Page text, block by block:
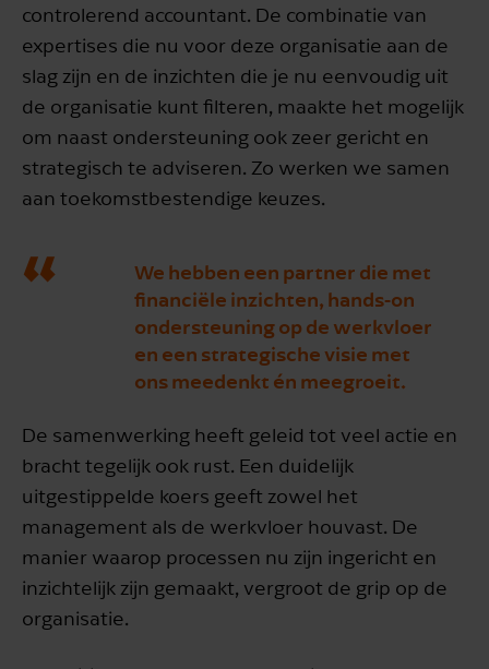
controlerend accountant. De combinatie van
expertises die nu voor deze organisatie aan de
slag zijn en de inzichten die je nu eenvoudig uit
de organisatie kunt filteren, maakte het mogelijk
om naast ondersteuning ook zeer gericht en
strategisch te adviseren. Zo werken we samen
aan toekomstbestendige keuzes.
We hebben een partner die met
financiële inzichten, hands-on
ondersteuning op de werkvloer
en een strategische visie met
ons meedenkt én meegroeit.
De samenwerking heeft geleid tot veel actie en
bracht tegelijk ook rust. Een duidelijk
uitgestippelde koers geeft zowel het
management als de werkvloer houvast. De
manier waarop processen nu zijn ingericht en
inzichtelijk zijn gemaakt, vergroot de grip op de
organisatie.